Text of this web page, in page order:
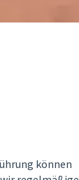
können